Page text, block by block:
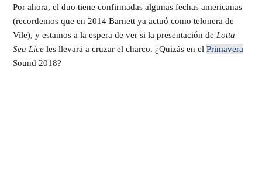
Por ahora, el duo tiene confirmadas algunas fechas americanas
(recordemos que en 2014 Barnett ya actuó como telonera de
Vile), y estamos a la espera de ver si la presentación de Lotta
Sea Lice les llevará a cruzar el charco. ¿Quizás en el Primavera
Sound 2018?